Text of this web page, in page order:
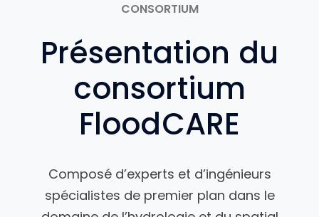
CONSORTIUM
Présentation du
consortium
FloodCARE
Composé d’experts et d’ingénieurs
spécialistes de premier plan dans le